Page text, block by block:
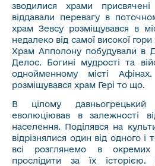
зводилися храми
віддавали перевагу в
храм Зевсу розміщувався в
недалеко від самої високої
Храм Апполону побудували в
Делос. Богині мудрості та
однойменному місті
розміщувався храм Гері то що.
В цілому
еволюціював в залежності
населення. Поділявся на
відрізнялися один від одного
всі розглянемо в
прослідити за їх